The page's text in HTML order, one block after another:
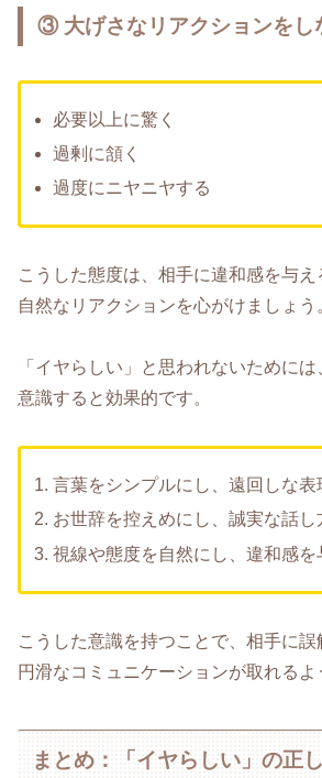
③ 大げさなリアクションをし
必要以上に驚く
過剰に頷く
過度にニヤニヤする
こうした態度は、相手に違和感を与え
自然なリアクションを心がけましょう
「イヤらしい」と思われないために
意識すると効果的です。
言葉をシンプルにし、遠回しな表
お世辞を控えめにし、誠実な話し
視線や態度を自然にし、違和感を
こうした意識を持つことで、相手に誤
円滑なコミュニケーションが取れるよ
まとめ：「イヤらしい」の正